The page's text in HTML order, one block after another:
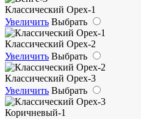
Классический Орех-1
Увеличить Выбрать
Классический Орех-2
Увеличить Выбрать
Классический Орех-3
Увеличить Выбрать
Коричневый-1